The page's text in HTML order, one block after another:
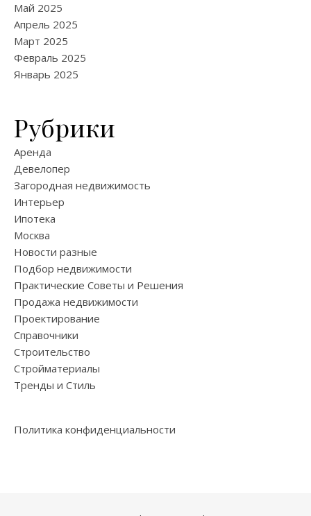
Май 2025
Апрель 2025
Март 2025
Февраль 2025
Январь 2025
Рубрики
Аренда
Девелопер
Загородная недвижимость
Интерьер
Ипотека
Москва
Новости разные
Подбор недвижимости
Практические Советы и Решения
Продажа недвижимости
Проектирование
Справочники
Строительство
Стройматериалы
Тренды и Стиль
Политика конфиденциальности